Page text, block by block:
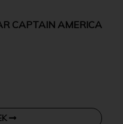
CAPTAIN AMERICA